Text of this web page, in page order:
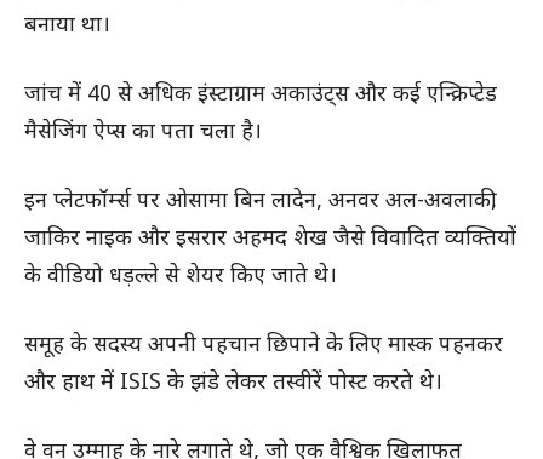
बनाया था।
जांच में 40 से अधिक इंस्टाग्राम अकाउंट्स और कई एन्क्रिप्टेड
मैसेजिंग ऐप्स का पता चला है।
इन प्लेटफॉर्म्स पर ओसामा बिन लादेन, अनवर अल-अवलाकी,
जाकिर नाइक और इसरार अहमद शेख जैसे विवादित व्यक्तियों
के वीडियो धड़ल्ले से शेयर किए जाते थे।
समूह के सदस्य अपनी पहचान छिपाने के लिए मास्क पहनकर
और हाथ में ISIS के झंडे लेकर तस्वीरें पोस्ट करते थे।
वे वन उम्माह के नारे लगाते थे, जो एक वैश्विक खिलाफत